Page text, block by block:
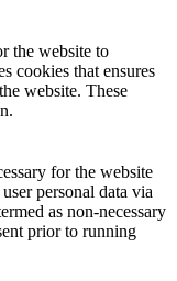
the website to
cookies that ensures
website. These
for the website
personal data via
as non-necessary
prior to running